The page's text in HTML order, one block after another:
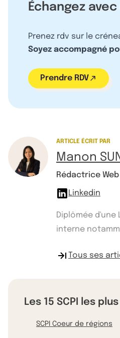
Échangez
Prenez rdv sur le
Soyez accompagné
Prendre RDV
ARTICLE ÉCRIT PAR
Manon
Rédactrice Web
Linkedin
Diplômée
interne
Tous ses
Les 15 SCPI les
SCPI Coeur de régions